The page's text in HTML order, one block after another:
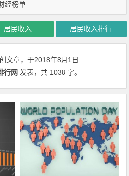
经榜单
居民收入 居民收入排行
文章，于2018年8月1日
行网 发表，共 1038 字。